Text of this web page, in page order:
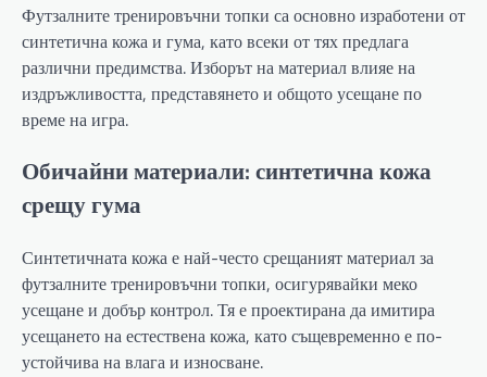
Футзалните тренировъчни топки са основно изработени от
синтетична кожа и гума, като всеки от тях предлага
различни предимства. Изборът на материал влияе на
издръжливостта, представянето и общото усещане по
време на игра.
Обичайни материали: синтетична кожа
срещу гума
Синтетичната кожа е най-често срещаният материал за
футзалните тренировъчни топки, осигурявайки меко
усещане и добър контрол. Тя е проектирана да имитира
усещането на естествена кожа, като същевременно е по-
устойчива на влага и износване.